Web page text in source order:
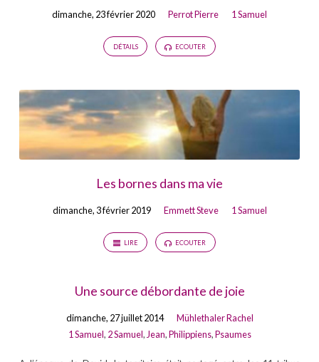
dimanche, 23 février 2020 Perrot Pierre 1 Samuel
DÉTAILS ECOUTER
Les bornes dans ma vie
dimanche, 3 février 2019 Emmett Steve 1 Samuel
LIRE ECOUTER
Une source débordante de joie
dimanche, 27 juillet 2014
Mühlethaler Rachel
1 Samuel, 2 Samuel,Jean,Philippiens,Psaumes